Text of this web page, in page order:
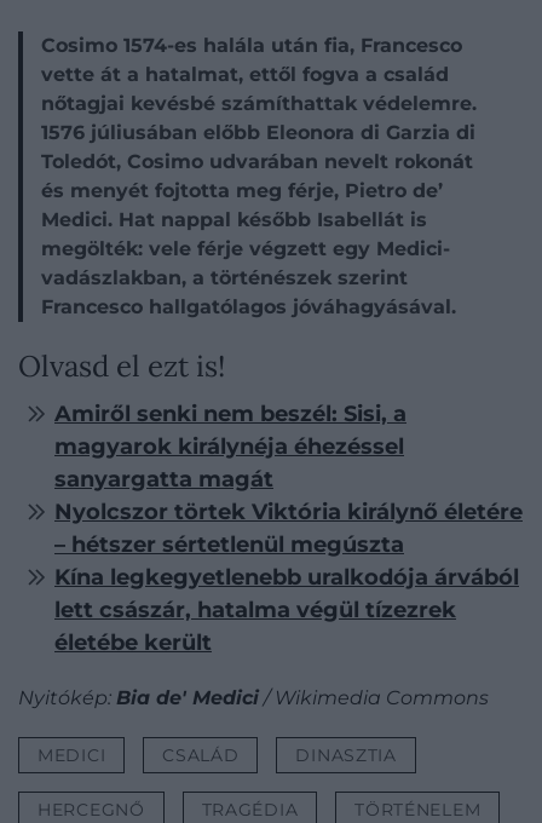
Cosimo 1574-es halála után fia, Francesco
vette át a hatalmat, ettől fogva a család
nőtagjai kevésbé számíthattak védelemre.
1576 júliusában előbb Eleonora di Garzia di
Toledót, Cosimo udvarában nevelt rokonát
és menyét fojtotta meg férje, Pietro de’
Medici. Hat nappal később Isabellát is
megölték: vele férje végzett egy Medici-
vadászlakban, a történészek szerint
Francesco hallgatólagos jóváhagyásával.
Olvasd el ezt is!
Amiről senki nem beszél: Sisi, a
magyarok királynéja éhezéssel
sanyargatta magát
Nyolcszor törtek Viktória királynő életére
– hétszer sértetlenül megúszta
Kína legkegyetlenebb uralkodója árvából
lett császár, hatalma végül tízezrek
életébe került
Nyitókép: Bia de' Medici/ Wikimedia Commons
MEDICI CSALÁD DINASZTIA
HERCEGNŐ TRAGÉDIA TÖRTÉNELEM